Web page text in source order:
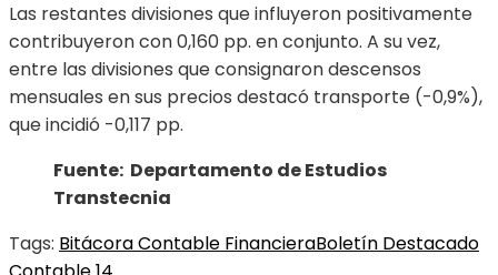
Las restantes divisiones que influyeron positivamente
contribuyeron con 0,160 pp. en conjunto. A su vez,
entre las divisiones que consignaron descensos
mensuales en sus precios destacó transporte (-0,9%),
que incidió -0,117 pp.
Fuente: Departamento de Estudios
Transtecnia
Tags: Bitácora Contable FinancieraBoletín Destacado